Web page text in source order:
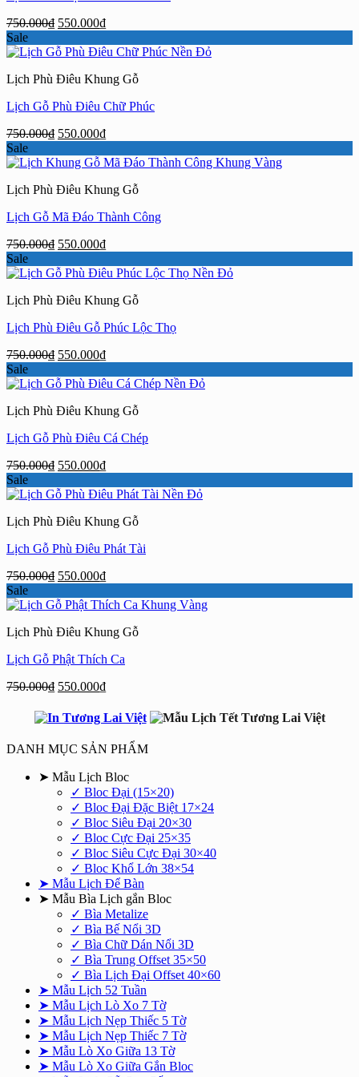
750.000₫ Giá
là:
550.000₫Giá
tại
550.000₫.
Sale
Lịch Phù Điêu Khung Gỗ
Lịch Gỗ Phù Điêu Chữ Phúc
750.000₫ Giá
là:
550.000₫Giá
tại
550.000₫.
Sale
Lịch Phù Điêu Khung Gỗ
Lịch Gỗ Mã Đáo Thành Công
750.000₫ Giá
là:
550.000₫Giá
tại
550.000₫.
Sale
Lịch Phù Điêu Khung Gỗ
Lịch Phù Điêu Gỗ Phúc Lộc Thọ
750.000₫ Giá
là:
550.000₫Giá
tại
550.000₫.
Sale
Lịch Phù Điêu Khung Gỗ
Lịch Gỗ Phù Điêu Cá Chép
750.000₫ Giá
là:
550.000₫Giá
tại
550.000₫.
Sale
Lịch Phù Điêu Khung Gỗ
Lịch Gỗ Phù Điêu Phát Tài
750.000₫ Giá
là:
550.000₫Giá
tại
550.000₫.
Sale
Lịch Phù Điêu Khung Gỗ
Lịch Gỗ Phật Thích Ca
750.000₫ Giá
là:
750.000₫.
550.000₫Giá
tại
550.000₫.
DANH MỤC SẢN PHẨM
➤ Mẫu Lịch Bloc
✓ Bloc Đại (15×20)
✓ Bloc Đại Đặc Biệt 17×24
✓ Bloc Siêu Đại 20×30
✓ Bloc Cực Đại 25×35
✓ Bloc Siêu Cực Đại 30×40
✓ Bloc Khổ Lớn 38×54
➤ Mẫu Lịch Để Bàn
➤ Mẫu Bìa Lịch gắn Bloc
✓ Bìa Metalize
✓ Bìa Bế Nổi 3D
✓ Bìa Chữ Dán Nổi 3D
✓ Bìa Trung Offset 35×50
✓ Bìa Lịch Đại Offset 40×60
➤ Mẫu Lịch 52 Tuần
➤ Mẫu Lịch Lò Xo 7 Tờ
➤ Mẫu Lịch Nẹp Thiếc 5 Tờ
➤ Mẫu Lịch Nẹp Thiếc 7 Tờ
➤ Mẫu Lò Xo Giữa 13 Tờ
➤ Mẫu Lò Xo Giữa Gắn Bloc